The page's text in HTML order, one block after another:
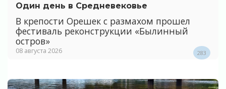
Один день в Средневековье
В крепости Орешек с размахом прошел
фестиваль реконструкции «Былинный
остров»
08 августа 2026 283